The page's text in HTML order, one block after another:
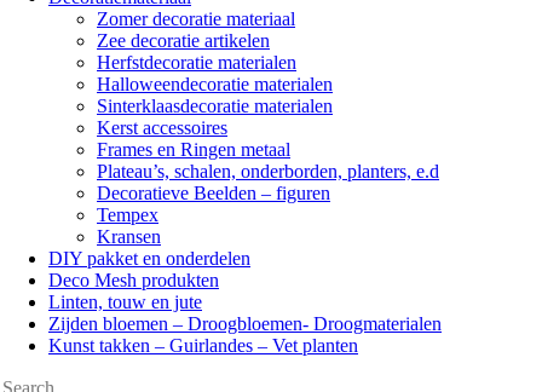
Zomer decoratie materiaal
Zee decoratie artikelen
Herfstdecoratie materialen
Halloweendecoratie materialen
Sinterklaasdecoratie materialen
Kerst accessoires
Frames en Ringen metaal
Plateau’s, schalen, onderborden, planters, e.d
Decoratieve Beelden – figuren
Tempex
Kransen
DIY pakket en onderdelen
Deco Mesh produkten
Linten, touw en jute
Zijden bloemen – Droogbloemen- Droogmaterialen
Kunst takken – Guirlandes – Vet planten